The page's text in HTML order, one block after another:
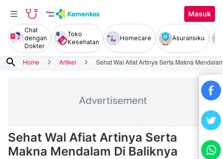
Masuk
Chat
dengan
Dokter
Toko
Kesehatan
Homecare Asuransiku
search Home Artikel Sehat Wal Afiat Artinya Serta Makna
Sehat Wal Afiat Artinya Serta
Makna Mendalam Di Baliknya